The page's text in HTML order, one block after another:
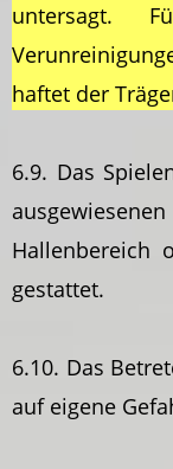
untersagt.
haftet der
6.9. Das
Hallenbereich
gestattet.
6.10. Das
auf eigene